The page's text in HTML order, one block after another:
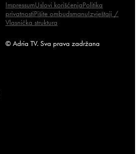
ImpressumUslovi korišćenjaPolitika
privatnostiPišite ombudsmanuIzvještaji /
Vlasnička struktura
© Adria TV. Sva prava zadržana